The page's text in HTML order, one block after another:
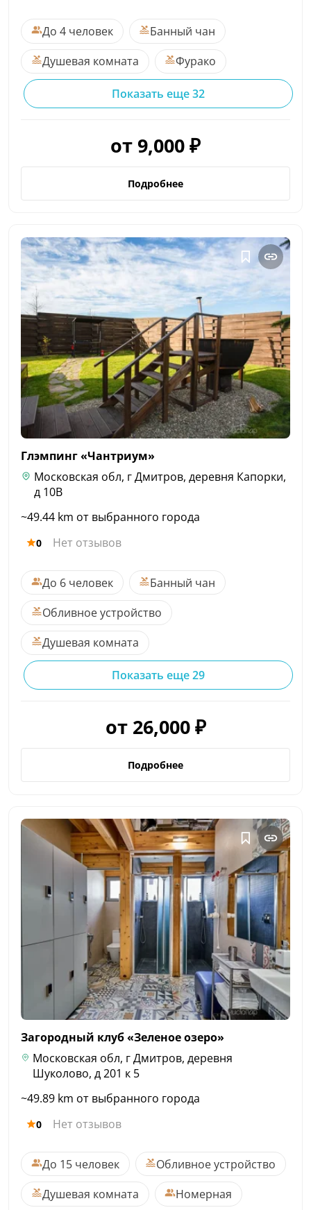
До 4 человек
Банный чан
Душевая комната
Фурако
Показать еще 32
от 9,000 ₽
Подробнее
Глэмпинг«Чантриум»
Московская обл, г Дмитров, деревня Капорки,
д 10В
~49.44 km от выбранного города
0 Нет отзывов
До 6 человек
Банный чан
Обливное устройство
Душевая комната
Показать еще 29
от 26,000 ₽
Подробнее
Загородный клуб «Зеленоеозеро»
Московская обл, г Дмитров, деревня
Шуколово, д 201 к 5
~49.89 km от выбранного города
0 Нет отзывов
До 15 человек
Обливное устройство
Душевая комната
Номерная